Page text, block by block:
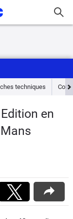
techniques Cote
en